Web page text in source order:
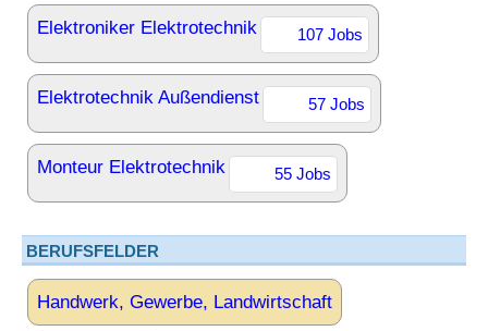
Elektroniker Elektrotechnik 107 Jobs
Elektrotechnik Außendienst 57 Jobs
Monteur Elektrotechnik 55 Jobs
BERUFSFELDER
Handwerk, Gewerbe, Landwirtschaft